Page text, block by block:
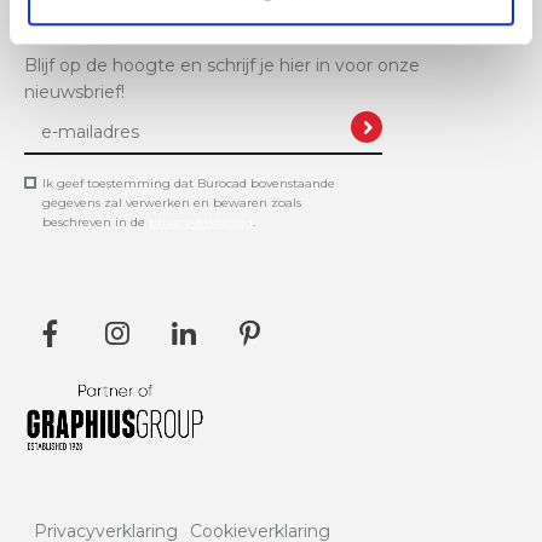
Blijf op de hoogte en schrijf je hier in voor onze
nieuwsbrief!
Ik geef toestemming dat Burocad bovenstaande
gegevens zal verwerken en bewaren zoals
beschreven in de
Privacyverklaring Cookieverklaring